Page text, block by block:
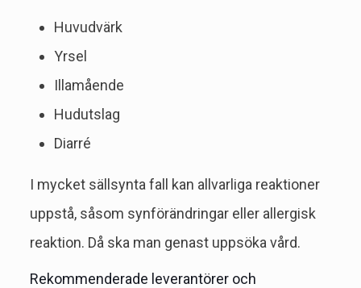
Huvudvärk
Yrsel
Illamående
Hudutslag
Diarré
I mycket sällsynta fall kan allvarliga reaktioner
uppstå, såsom synförändringar eller allergisk
reaktion. Då ska man genast uppsöka vård.
Rekommenderade leverantörer och